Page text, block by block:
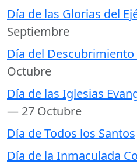
Día de las Glorias del
Septiembre
Día del
Octubre
Día de las Iglesias
— 27 Octubre
Día de Todos los Santos
Día de la Inmaculada